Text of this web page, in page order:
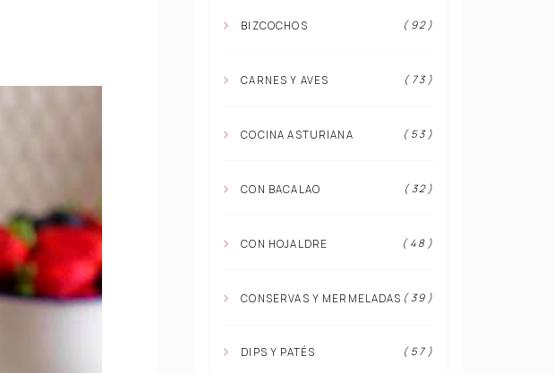
BIZCOCHOS ( 92 )
CARNES Y AVES ( 73 )
COCINA ASTURIANA ( 53 )
CON BACALAO ( 32 )
CON HOJALDRE ( 48 )
CONSERVAS Y MERMELADAS ( 39 )
DIPS Y PATÉS ( 57 )